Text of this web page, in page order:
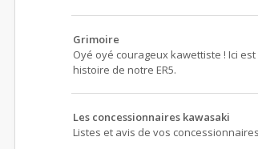
Grimoire
Oyé oyé courageux kawettiste ! Ici
histoire de notre ER5.
Les concessionnaires kawasaki
Listes et avis de vos